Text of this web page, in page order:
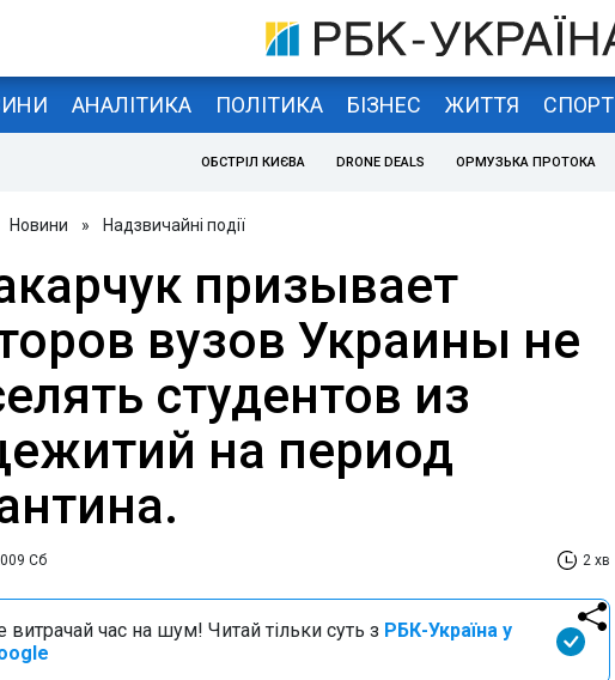
АНАЛІТИКА ПОЛІТИКА БІЗНЕС ЖИТТЯ СПОРТ
ОБСТРІЛ КИЄВА DRONE DEALS ОРМУЗЬКА ПРОТОКА
Новини » Надзвичайні події
призывает
вузов Украины не
студентов из
на период
Сб 2 хв
витрачай час на шум! Читай тільки суть з РБК-Україна у